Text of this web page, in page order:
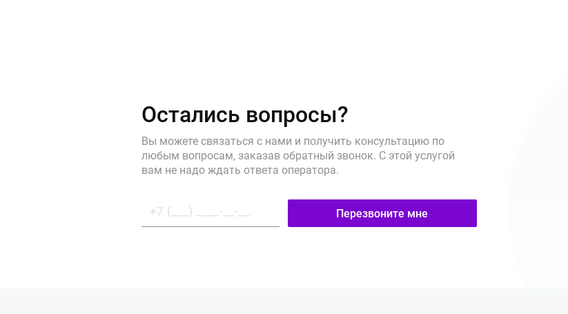
Остались вопросы?
Вы можете связаться с нами и получить консультацию по
любым вопросам, заказав обратный звонок. С этой услугой
вам не надо ждать ответа оператора.
Перезвоните мне